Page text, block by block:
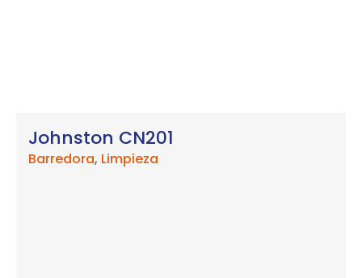
Johnston CN201
Barredora, Limpieza